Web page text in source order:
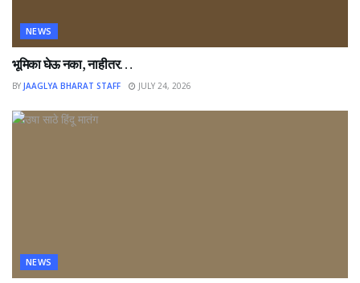
NEWS
भूमिका घेऊ नका, नाहीतर…
BY JAAGLYA BHARAT STAFF JULY 24, 2026
NEWS